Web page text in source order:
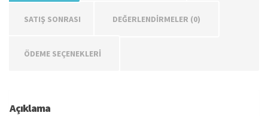
SATIŞ SONRASI DEĞERLENDIRMELER (0)
ÖDEME SEÇENEKLERİ
Açıklama